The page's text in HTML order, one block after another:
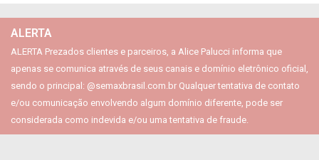
ALERTA
ALERTA Prezados clientes e parceiros, a Alice Palucci informa que
apenas se comunica através de seus canais e domínio eletrônico oficial,
sendo o principal: @semaxbrasil.com.br Qualquer tentativa de contato
e/ou comunicação envolvendo algum domínio diferente, pode ser
considerada como indevida e/ou uma tentativa de fraude.